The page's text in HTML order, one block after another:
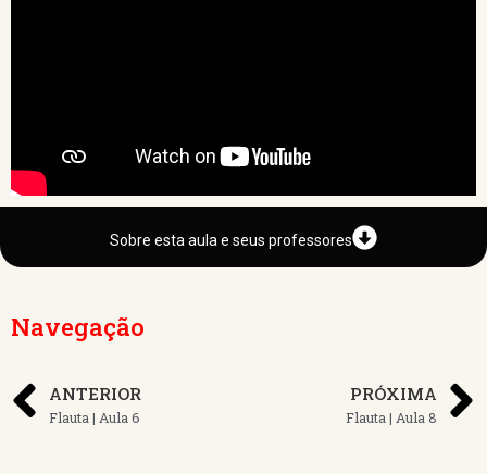
Sobre esta aula e seus professores
Navegação
ANTERIOR
Flauta | Aula 6
PRÓXIMA
Flauta | Aula 8